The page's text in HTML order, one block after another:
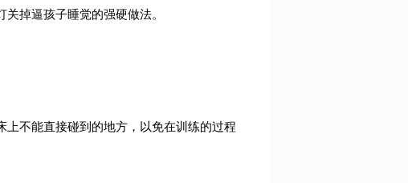
掉逼孩子睡觉的强硬做法。
不能直接碰到的地方，以免在训练的过程